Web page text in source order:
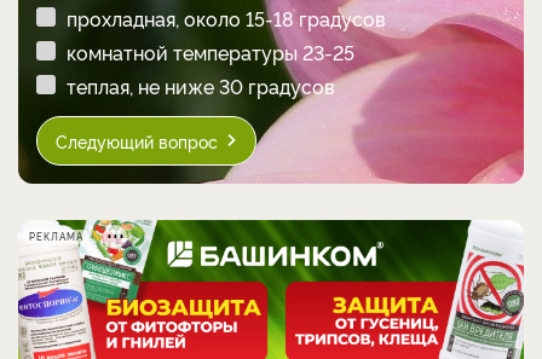
прохладная, около 15-18 градусов
комнатной температуры 23-25
теплая, не ниже 30 градусов
Следующий вопрос
РЕКЛАМА